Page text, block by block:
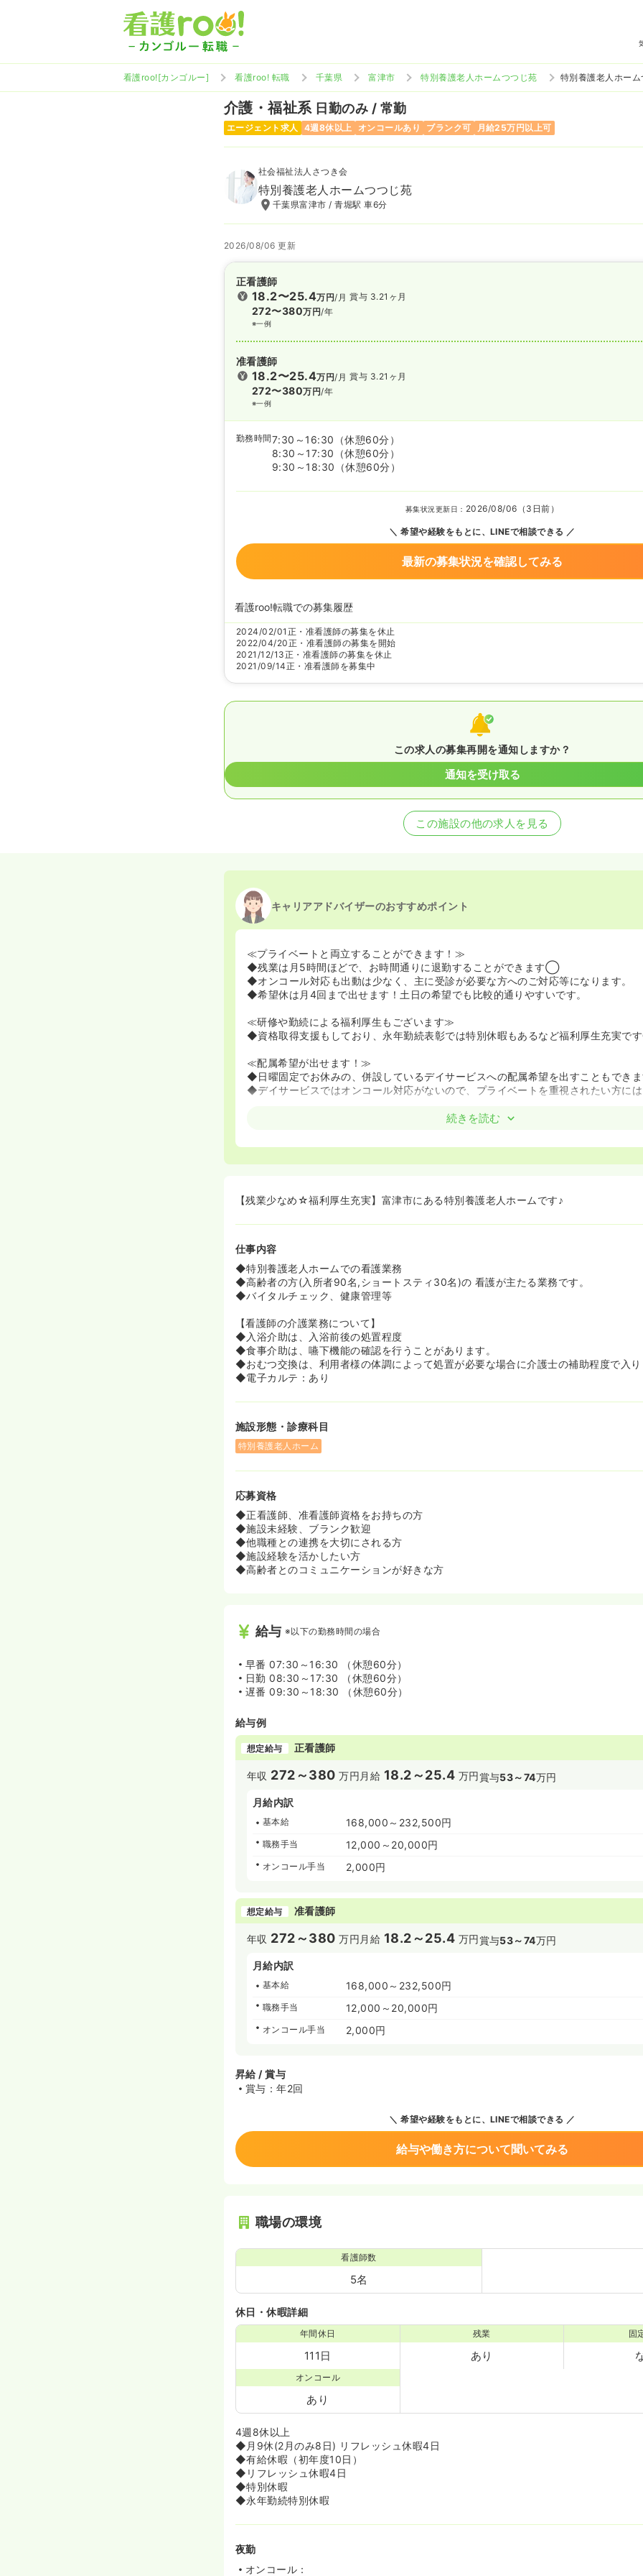
看護roo![カンゴルー] 看護roo! 転職 千葉県 富津市 特別養護老人ホームつつじ苑 特別養護老人ホー
介護・福祉系 日勤のみ / 常勤
エージェント求人 4週8休以上 オンコールあり ブランク可 月給25万円以上可
社会福祉法人さつき会
特別養護老人ホームつつじ苑
千葉県富津市 / 青堀駅 車6分
2026/08/06 更新
正看護師
18.2〜25.4万円/月
272〜380万円/年
※一例
賞与 3.21ヶ月
准看護師
18.2〜25.4万円/月
272〜380万円/年
※一例
賞与 3.21ヶ月
勤務時間7:30～16:30
（休憩60分）
8:30～17:30
（休憩60分）
9:30～18:30
（休憩60分）
募集状況更新日： 2026/08/06（3日前）
希望や経験をもとに、LINEで相談できる
最新の募集状況を確認してみる
看護roo!転職での募集履歴
2024/02/01 正・准看護師の募集を休止
2022/04/20正・准看護師の募集を開始
2021/12/13正・准看護師の募集を休止
2021/09/14正・准看護師を募集中
この求人の募集再開を通知しますか？
通知を受け取る
この施設の他の求人を見る
キャリアアドバイザーのおすすめポイント
≪プライベートと両立することができます！≫
◆残業は月5時間ほどで、お時間通りに退勤することができます◯
◆オンコール対応も出動は少なく、主に受診が必要な方へのご対応等になります。
◆希望休は月4回まで出せます！土日の希望でも比較的通りやすいです。
≪研修や勤続による福利厚生もございます≫
◆資格取得支援もしており、永年勤続表彰では特別休暇もあるなど福利厚生充実で
≪配属希望が出せます！≫
◆日曜固定でお休みの、併設しているデイサービスへの配属希望を出すこともでき
◆デイサービスではオンコール対応がないので、プライベートを重視されたい方に
続きを読む
【残業少なめ☆福利厚生充実】富津市にある特別養護老人ホームです♪
仕事内容
◆特別養護老人ホームでの看護業務
◆高齢者の方(入所者90名,ショートスティ30名)の 看護が主たる業務です。
◆バイタルチェック、健康管理等
【看護師の介護業務について】
◆入浴介助は、入浴前後の処置程度
◆食事介助は、嚥下機能の確認を行うことがあります。
◆おむつ交換は、利用者様の体調によって処置が必要な場合に介護士の補助程度で入
◆電子カルテ：あり
施設形態・診療科目
特別養護老人ホーム
応募資格
◆正看護師、准看護師資格をお持ちの方
◆施設未経験、ブランク歓迎
◆他職種との連携を大切にされる方
◆施設経験を活かしたい方
◆高齢者とのコミュニケーションが好きな方
給与 ※以下の勤務時間の場合
早番 07:30～16:30 （休憩60分）
日勤 08:30～17:30 （休憩60分）
遅番 09:30～18:30 （休憩60分）
給与例
想定給与 正看護師
年収 272～380 万円 月給 18.2～25.4 万円賞与53～74万円
月給内訳
基本給 168,000～232,500円
職務手当 12,000～20,000円
オンコール手当 2,000円
想定給与 准看護師
年収 272～380 万円 月給 18.2～25.4 万円賞与53～74万円
月給内訳
基本給 168,000～232,500円
職務手当 12,000～20,000円
オンコール手当 2,000円
昇給 / 賞与
賞与：年2回
希望や経験をもとに、LINEで相談できる
給与や働き方について聞いてみる
職場の環境
看護師数
5名
休日・休暇詳細
年間休日
111日
残業
あり
固
オンコール
あり
4週8休以上
◆月9休(2月のみ8日) リフレッシュ休暇4日
◆有給休暇（初年度10日）
◆リフレッシュ休暇4日
◆特別休暇
◆永年勤続特別休暇
夜勤
オンコール：